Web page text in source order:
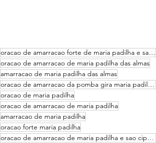
oracao de amarracao forte de maria padilha e sao cipriano
oracao de amarracao de maria padilha das almas
amarracao de maria padilha das almas
oracao de amarracao da pomba gira maria padilha das almas
oracao de maria padilha
oracao de amarracao de maria padilha
amarracao de maria padilha
oracao forte maria padilha
oracao de amarracao de maria padilha e sao cipriano